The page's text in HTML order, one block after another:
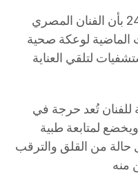
أفاد مصدر خاص لموقع القاهرة 24 بأن الفنان المصري
لوعكة صحية
لتلقي العناية
للفنان تُعد حرجة في
لمتابعة طبية
من القلق والترقب